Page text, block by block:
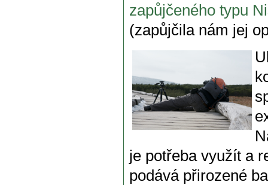
zapůjčeného typu
(zapůjčila nám jej
je potřeba využít a
podává přirozené